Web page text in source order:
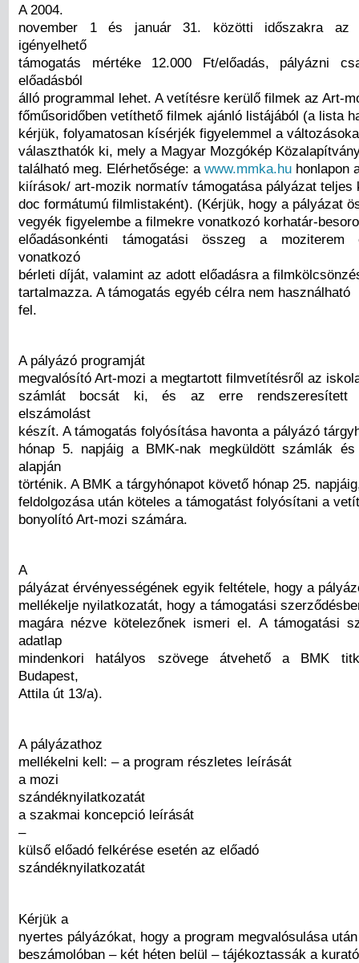
A 2004.
november 1 és január 31. közötti időszakra az
igényelhető
támogatás mértéke 12.000 Ft/előadás, pályázni
előadásból
álló programmal lehet. A vetítésre kerülő filmek az Art-
főműsoridőben vetíthető filmek ajánló listájából (a lista
kérjük, folyamatosan kísérjék figyelemmel a
választhatók ki, mely a Magyar Mozgókép
található meg. Elérhetősége: a www.mmka.hu honlapon
kiírások/ art-mozik normatív támogatása pályázat teljes
doc formátumú filmlistaként). (Kérjük, hogy a pályázat
vegyék figyelembe a filmekre vonatkozó korhatár-
előadásonkénti támogatási összeg a moziterem
vonatkozó
bérleti díját, valamint az adott előadásra a
tartalmazza. A támogatás egyéb célra nem használható
fel.
A pályázó programját
megvalósító Art-mozi a megtartott filmvetítésről az
számlát bocsát ki, és az erre rendszeresített
elszámolást
készít. A támogatás folyósítása havonta a pályázó
hónap 5. napjáig a BMK-nak megküldött számlák
alapján
történik. A BMK a tárgyhónapot követő hónap 25.
feldolgozása után köteles a támogatást folyósítani a
bonyolító Art-mozi számára.
A
pályázat érvényességének egyik feltétele, hogy a
mellékelje nyilatkozatát, hogy a támogatási
magára nézve kötelezőnek ismeri el. A támogatási
adatlap
mindenkori hatályos szövege átvehető a BMK
Budapest,
Attila út 13/a).
A pályázathoz
mellékelni kell: – a program részletes leírását
a mozi
szándéknyilatkozatát
a szakmai koncepció leírását
–
külső előadó felkérése esetén az előadó
szándéknyilatkozatát
Kérjük a
nyertes pályázókat, hogy a program megvalósulása
beszámolóban – két héten belül – tájékoztassák a